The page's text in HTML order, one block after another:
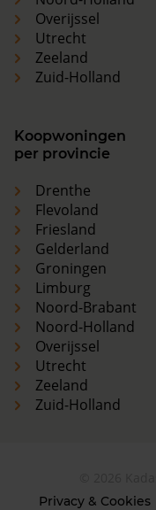
Overijssel
Utrecht
Zeeland
Zuid-Holland
Koopwoningen
per provincie
Drenthe
Flevoland
Friesland
Gelderland
Groningen
Limburg
Noord-Brabant
Noord-Holland
Overijssel
Utrecht
Zeeland
Zuid-Holland
Privacy & Cookies